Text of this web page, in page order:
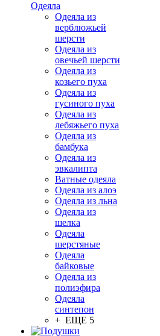
Одеяла
Одеяла из
верблюжьей
шерсти
Одеяла из
овечьей шерсти
Одеяла из
козьего пуха
Одеяла из
гусиного пуха
Одеяла из
лебяжьего пуха
Одеяла из
бамбука
Одеяла из
эвкалипта
Ватные одеяла
Одеяла из алоэ
Одеяла из льна
Одеяла из
шелка
Одеяла
шерстяные
Одеяла
байковые
Одеяла из
полиэфира
Одеяла
синтепон
+ ЕЩЕ 5